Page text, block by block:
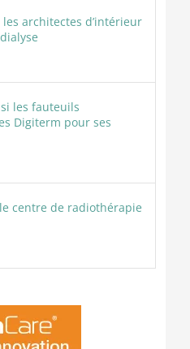
architectes d’intérieur
les fauteuils
Digiterm pour ses
centre de radiothérapie